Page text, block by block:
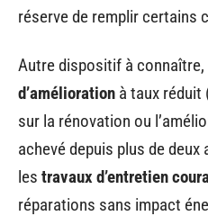
réserve de remplir certains
Autre dispositif à connaître,
d’amélioration à taux réduit
sur la rénovation ou
achevé depuis plus de
les travaux d’entretien
réparations sans impact